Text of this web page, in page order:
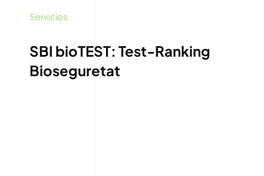
Servicios
SBI bioTEST: Test-Ranking
Bioseguretat